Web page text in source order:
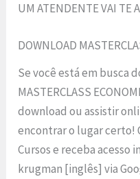
UM ATENDENTE VAI TE
DOWNLOAD
Se você está em busca
MASTERCLASS
download ou assistir
encontrar o lugar certo!
Cursos e receba acesso
krugman [inglês] via